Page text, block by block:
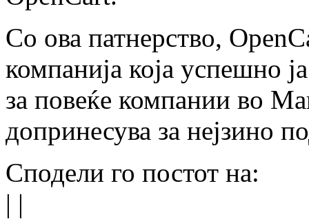
Со ова патнерство,
компанија која успешно
за повеќе компании во
допринесува за нејзино
Сподели го постот на:
| |